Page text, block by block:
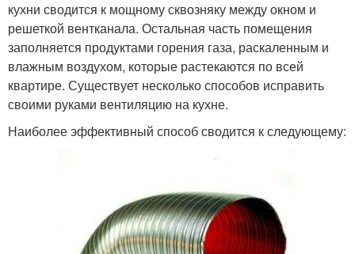
кухни сводится к мощному сквозняку между окном и
решеткой вентканала. Остальная часть помещения
заполняется продуктами горения газа, раскаленным и
влажным воздухом, которые растекаются по всей
квартире. Существует несколько способов исправить
своими руками вентиляцию на кухне.
Наиболее эффективный способ сводится к следующему: